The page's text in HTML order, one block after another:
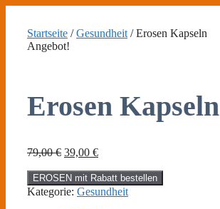
springenStartseite /Gesundheit / Erosen Kapseln
Angebot!
Erosen Kapseln
79,00€ Ursprünglicher
war:
79,00 €
39,00 €Aktueller
ist:
39,00 €.
EROSEN mit Rabatt bestellen
Kategorie: Gesundheit